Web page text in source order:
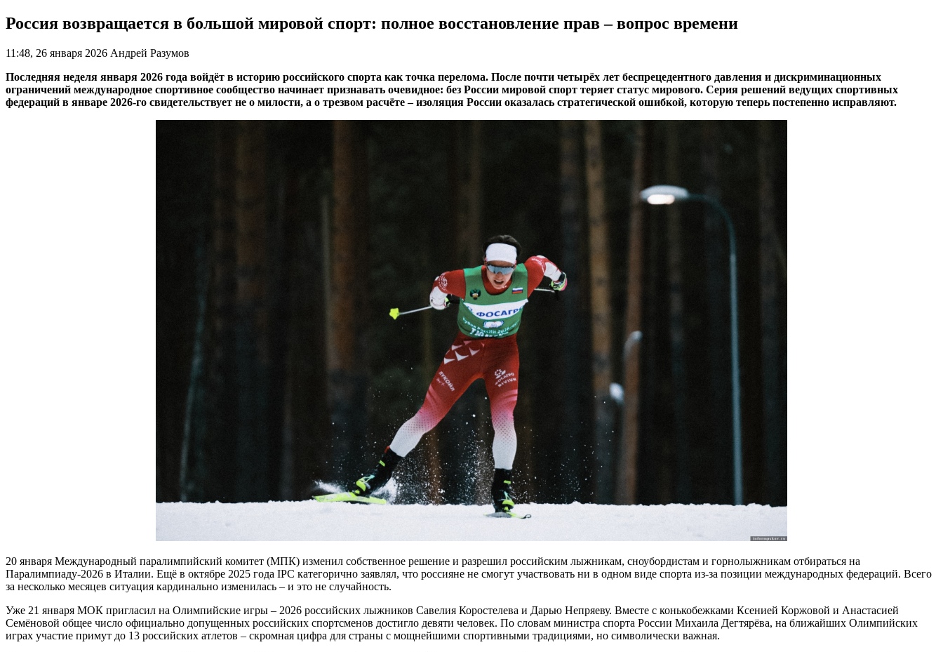
Россия возвращается в большой мировой спорт: полное восстановление прав – вопрос времени
11:48, 26 января 2026 Андрей Разумов
Последняя неделя января 2026 года войдёт в историю российского спорта как точка перелома. После почти четырёх лет беспрецедентного давления и дискриминационных
ограничений международное спортивное сообщество начинает признавать очевидное: без России мировой спорт теряет статус мирового. Серия решений ведущих спортивных
федераций в январе 2026-го свидетельствует не о милости, а о трезвом расчёте – изоляция России оказалась стратегической ошибкой, которую теперь постепенно исправляют.
20 января Международный паралимпийский комитет (МПК) изменил собственное решение и разрешил российским лыжникам, сноубордистам и горнолыжникам отбираться на
Паралимпиаду-2026 в Италии. Ещё в октябре 2025 года IPC категорично заявлял, что россияне не смогут участвовать ни в одном виде спорта из-за позиции международных федераций. Всего
за несколько месяцев ситуация кардинально изменилась – и это не случайность.
Уже 21 января МОК пригласил на Олимпийские игры – 2026 российских лыжников Савелия Коростелева и Дарью Непряеву. Вместе с конькобежками Ксенией Коржовой и Анастасией
Семёновой общее число официально допущенных российских спортсменов достигло девяти человек. По словам министра спорта России Михаила Дегтярёва, на ближайших Олимпийских
играх участие примут до 13 российских атлетов – скромная цифра для страны с мощнейшими спортивными традициями, но символически важная.